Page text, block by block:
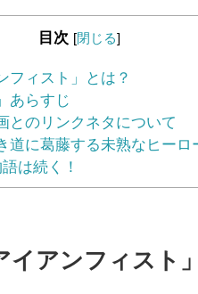
目次 [閉じる]
フィスト」とは？
あらすじ
とのリンクネタについて
道に葛藤する未熟なヒーロ
は続く！
イアンフィスト